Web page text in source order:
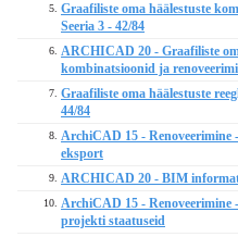
5. Graafiliste oma häälestuste
Seeria 3 - 42/84
6. ARCHICAD 20 - Graafiliste
kombinatsioonid ja
7. Graafiliste oma häälestuste
44/84
8. ArchiCAD 15 - Renoveerimine
eksport
9. ARCHICAD 20 - BIM
10. ArchiCAD 15 - Renoveerimine
projekti staatuseid